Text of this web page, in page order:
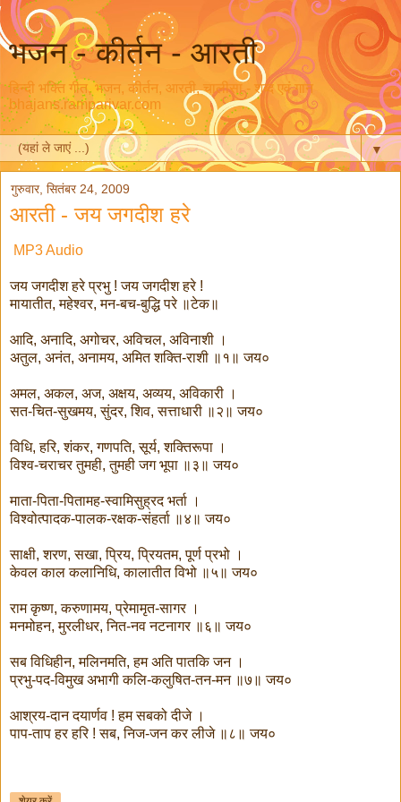
भजन - कीर्तन - आरती
हिन्दी भक्ति गीत, भजन, कीर्तन, आरती, चालीसा - शब्द एवं गान
bhajans.ramparivar.com
▼
गुरुवार, सितंबर 24, 2009
आरती - जय जगदीश हरे
MP3 Audio
जय जगदीश हरे प्रभु ! जय जगदीश हरे !
मायातीत, महेश्वर, मन-बच-बुद्धि परे ॥टेक॥
आदि, अनादि, अगोचर, अविचल, अविनाशी ।
अतुल, अनंत, अनामय, अमित शक्ति-राशी ॥१॥ जय०
अमल, अकल, अज, अक्षय, अव्यय, अविकारी ।
सत-चित-सुखमय, सुंदर, शिव, सत्ताधारी ॥२॥ जय०
विधि, हरि, शंकर, गणपति, सूर्य, शक्तिरूपा ।
विश्व-चराचर तुमही, तुमही जग भूपा ॥३॥ जय०
माता-पिता-पितामह-स्वामिसुह्रद भर्ता ।
विश्वोत्पादक-पालक-रक्षक-संहर्ता ॥४॥ जय०
साक्षी, शरण, सखा, प्रिय, प्रियतम, पूर्ण प्रभो ।
केवल काल कलानिधि, कालातीत विभो ॥५॥ जय०
राम कृष्ण, करुणामय, प्रेमामृत-सागर ।
मनमोहन, मुरलीधर, नित-नव नटनागर ॥६॥ जय०
सब विधिहीन, मलिनमति, हम अति पातकि जन ।
प्रभु-पद-विमुख अभागी कलि-कलुषित-तन-मन ॥७॥ जय०
आश्रय-दान दयार्णव ! हम सबको दीजे ।
पाप-ताप हर हरि ! सब, निज-जन कर लीजे ॥८॥ जय०